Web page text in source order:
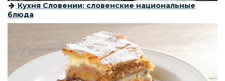
Кухня Словении: словенские национальные
блюда